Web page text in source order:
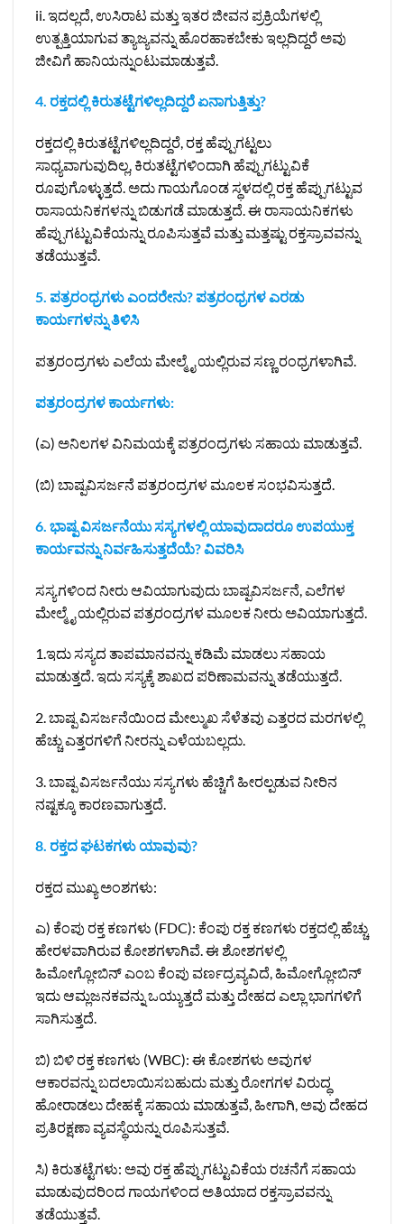
ii. ಇದಲ್ಲದೆ, ಉಸಿರಾಟ ಮತ್ತು ಇತರ ಜೀವನ ಪ್ರಕ್ರಿಯೆಗಳಲ್ಲಿ
ಉತ್ಪತ್ತಿಯಾಗುವ ತ್ಯಾಜ್ಯವನ್ನು ಹೊರಹಾಕಬೇಕು ಇಲ್ಲದಿದ್ದರೆ ಅವು
ಜೀವಿಗೆ ಹಾನಿಯನ್ನುಂಟುಮಾಡುತ್ತವೆ.
4. ರಕ್ತದಲ್ಲಿ ಕಿರುತಟ್ಟೆಗಳಿಲ್ಲದಿದ್ದರೆ ಏನಾಗುತ್ತಿತ್ತು?
ರಕ್ತದಲ್ಲಿ ಕಿರುತಟ್ಟೆಗಳಿಲ್ಲದಿದ್ದರೆ, ರಕ್ತ ಹೆಪ್ಪುಗಟ್ಟಲು
ಸಾಧ್ಯವಾಗುವುದಿಲ್ಲ, ಕಿರುತಟ್ಟೆಗಳಿಂದಾಗಿ ಹೆಪ್ಪುಗಟ್ಟುವಿಕೆ
ರೂಪುಗೊಳ್ಳುತ್ತದೆ. ಅದು ಗಾಯಗೊಂಡ ಸ್ಥಳದಲ್ಲಿ ರಕ್ತ ಹೆಪ್ಪುಗಟ್ಟುವ
ರಾಸಾಯನಿಕಗಳನ್ನು ಬಿಡುಗಡೆ ಮಾಡುತ್ತದೆ. ಈ ರಾಸಾಯನಿಕಗಳು
ಹೆಪ್ಪುಗಟ್ಟುವಿಕೆಯನ್ನು ರೂಪಿಸುತ್ತವೆ ಮತ್ತು ಮತ್ತಷ್ಟು ರಕ್ತಸ್ರಾವವನ್ನು
ತಡೆಯುತ್ತವೆ.
5. ಪತ್ರರಂಧ್ರಗಳು ಎಂದರೇನು? ಪತ್ರರಂಧ್ರಗಳ ಎರಡು
ಕಾರ್ಯಗಳನ್ನು ತಿಳಿಸಿ
ಪತ್ರರಂದ್ರಗಳು ಎಲೆಯ ಮೇಲ್ಮೈ ಯಲ್ಲಿರುವ ಸಣ್ಣ ರಂಧ್ರಗಳಾಗಿವೆ.
ಪತ್ರರಂದ್ರಗಳ ಕಾರ್ಯಗಳು:
(ಎ) ಅನಿಲಗಳ ವಿನಿಮಯಕ್ಕೆ ಪತ್ರರಂದ್ರಗಳು ಸಹಾಯ ಮಾಡುತ್ತವೆ.
(ಬಿ) ಬಾಷ್ಪವಿಸರ್ಜನೆ ಪತ್ರರಂದ್ರಗಳ ಮೂಲಕ ಸಂಭವಿಸುತ್ತದೆ.
6. ಭಾಷ್ಪ ವಿಸರ್ಜನೆಯು ಸಸ್ಯಗಳಲ್ಲಿ ಯಾವುದಾದರೂ ಉಪಯುಕ್ತ
ಕಾರ್ಯವನ್ನು ನಿರ್ವಹಿಸುತ್ತದೆಯೆ? ವಿವರಿಸಿ
ಸಸ್ಯಗಳಿಂದ ನೀರು ಆವಿಯಾಗುವುದು ಬಾಷ್ಪವಿಸರ್ಜನೆ, ಎಲೆಗಳ
ಮೇಲ್ಮೈ ಯಲ್ಲಿರುವ ಪತ್ರರಂದ್ರಗಳ ಮೂಲಕ ನೀರು ಅವಿಯಾಗುತ್ತದೆ.
1.ಇದು ಸಸ್ಯದ ತಾಪಮಾನವನ್ನು ಕಡಿಮೆ ಮಾಡಲು ಸಹಾಯ
ಮಾಡುತ್ತದೆ. ಇದು ಸಸ್ಯಕ್ಕೆ ಶಾಖದ ಪರಿಣಾಮವನ್ನು ತಡೆಯುತ್ತದೆ.
2. ಬಾಷ್ಪ ವಿಸರ್ಜನೆಯಿಂದ ಮೇಲ್ಮುಖ ಸೆಳೆತವು ಎತ್ತರದ ಮರಗಳಲ್ಲಿ
ಹೆಚ್ಚು ಎತ್ತರಗಳಿಗೆ ನೀರನ್ನು ಎಳೆಯಬಲ್ಲದು.
3. ಬಾಷ್ಪ ವಿಸರ್ಜನೆಯು ಸಸ್ಯಗಳು ಹೆಚ್ಚಿಗೆ ಹೀರಲ್ಪಡುವ ನೀರಿನ
ನಷ್ಟಕ್ಕೂ ಕಾರಣವಾಗುತ್ತದೆ.
8. ರಕ್ತದ ಘಟಕಗಳು ಯಾವುವು?
ರಕ್ತದ ಮುಖ್ಯ ಅಂಶಗಳು:
ಎ) ಕೆಂಪು ರಕ್ತ ಕಣಗಳು (FDC): ಕೆಂಪು ರಕ್ತ ಕಣಗಳು ರಕ್ತದಲ್ಲಿ ಹೆಚ್ಚು
ಹೇರಳವಾಗಿರುವ ಕೋಶಗಳಾಗಿವೆ. ಈ ಶೋಶಗಳಲ್ಲಿ
ಹಿಮೋಗ್ಲೋಬಿನ್ ಎಂಬ ಕೆಂಪು ವರ್ಣದ್ರವ್ಯವಿದೆ, ಹಿಮೋಗ್ಲೋಬಿನ್
ಇದು ಆಮ್ಲಜನಕವನ್ನು ಒಯ್ಯುತ್ತದೆ ಮತ್ತು ದೇಹದ ಎಲ್ಲಾ ಭಾಗಗಳಿಗೆ
ಸಾಗಿಸುತ್ತದೆ.
ಬಿ) ಬಿಳಿ ರಕ್ತ ಕಣಗಳು (WBC): ಈ ಕೋಶಗಳು ಅವುಗಳ
ಆಕಾರವನ್ನು ಬದಲಾಯಿಸಬಹುದು ಮತ್ತು ರೋಗಗಳ ವಿರುದ್ಧ
ಹೋರಾಡಲು ದೇಹಕ್ಕೆ ಸಹಾಯ ಮಾಡುತ್ತವೆ, ಹೀಗಾಗಿ, ಅವು ದೇಹದ
ಪ್ರತಿರಕ್ಷಣಾ ವ್ಯವಸ್ಥೆಯನ್ನು ರೂಪಿಸುತ್ತವೆ.
ಸಿ) ಕಿರುತಟ್ಟೆಗಳು: ಅವು ರಕ್ತ ಹೆಪ್ಪುಗಟ್ಟುವಿಕೆಯ ರಚನೆಗೆ ಸಹಾಯ
ಮಾಡುವುದರಿಂದ ಗಾಯಗಳಿಂದ ಅತಿಯಾದ ರಕ್ತಸ್ರಾವವನ್ನು
ತಡೆಯುತ್ತವೆ.